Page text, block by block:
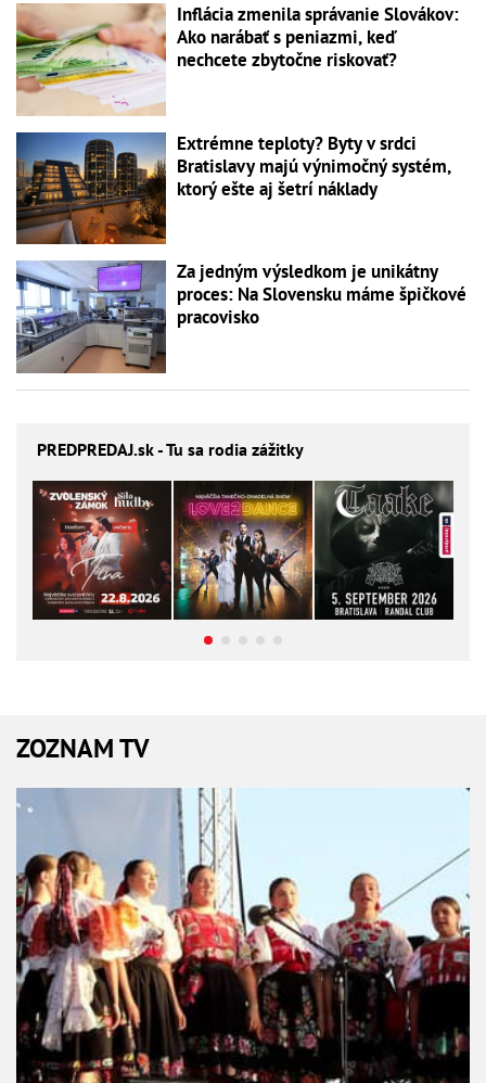
Inflácia zmenila správanie Slovákov:
Ako narábať s peniazmi, keď
nechcete zbytočne riskovať?
Extrémne teploty? Byty v srdci
Bratislavy majú výnimočný systém,
ktorý ešte aj šetrí náklady
Za jedným výsledkom je unikátny
proces: Na Slovensku máme špičkové
pracovisko
PREDPREDAJ.sk - Tu sa rodia zážitky
ZOZNAM TV